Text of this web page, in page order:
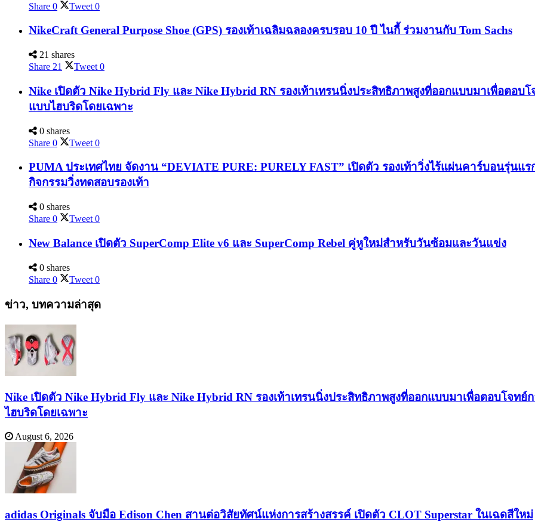
Share 0 Tweet 0
NikeCraft General Purpose Shoe (GPS) รองเท้าเฉลิมฉลองครบรอบ 10 ปี ไนกี้ ร่วมงานกับ Tom Sachs
21 shares
Share 21 Tweet 0
Nike เปิดตัว Nike Hybrid Fly และ Nike Hybrid RN รองเท้าเทรนนิ่งประสิทธิภาพสูงที่ออกแบบมาเพื่อตอ
แบบไฮบริดโดยเฉพาะ
0 shares
Share 0 Tweet 0
PUMA ประเทศไทย จัดงาน “DEVIATE PURE: PURELY FAST” เปิดตัว รองเท้าวิ่งไร้แผ่นคาร์บอนรุ่นแ
กิจกรรมวิ่งทดสอบรองเท้า
0 shares
Share 0 Tweet 0
New Balance เปิดตัว SuperComp Elite v6 และ SuperComp Rebel คู่หูใหม่สำหรับวันซ้อมและวันแข่ง
0 shares
Share 0 Tweet 0
ข่าว, บทความล่าสุด
Nike เปิดตัว Nike Hybrid Fly และ Nike Hybrid RN รองเท้าเทรนนิ่งประสิทธิภาพสูงที่ออกแบบมาเพื่อตอบโจท
ไฮบริดโดยเฉพาะ
August 6, 2026
adidas Originals จับมือ Edison Chen สานต่อวิสัยทัศน์แห่งการสร้างสรรค์ เปิดตัว CLOT Superstar ในเฉดสีใหม่